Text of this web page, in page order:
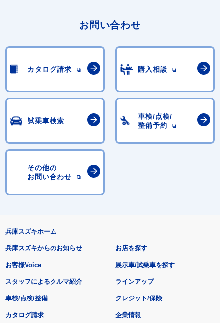
お問い合わせ
カタログ請求 購入相談
試乗車検索
車検/点検/
整備予約
その他の
お問い合わせ
兵庫スズキホーム
兵庫スズキからのお知らせ
お客様Voice
スタッフによるクルマ紹介
お店を探す
展示車/試乗車を探す
ラインアップ
車検/点検/整備 クレジット/保険
カタログ請求 企業情報